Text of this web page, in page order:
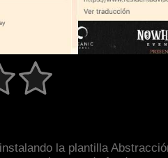
la plantilla